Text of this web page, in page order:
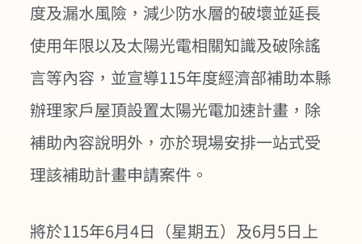
度及漏水風險，減少防水層的破壞並延長
使用年限以及太陽光電相關知識及破除謠
言等內容，並宣導115年度經濟部補助本縣
辦理家戶屋頂設置太陽光電加速計畫，除
補助內容說明外，亦於現場安排一站式受
理該補助計畫申請案件。
將於115年6月4日（星期五）及6月5日上